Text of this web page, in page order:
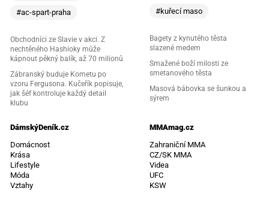
#ac-spart-praha
Obchodníci ze Slavie v akci. Z
nechtěného Hashioky může
kápnout pěkný balík, až 70 milionů
Zábranský buduje Kometu po
vzoru Fergusona. Kučeřík popisuje,
jak šéf kontroluje každý detail
klubu
#kuřecí maso
Bagety z kynutého těsta
slazené medem
Smažené boží milosti ze
smetanového těsta
Masová bábovka se šunkou a
sýrem
DámskýDeník.cz
Domácnost
Krása
Lifestyle
Móda
Vztahy
MMAmag.cz
Zahraniční MMA
CZ/SK MMA
Videa
UFC
KSW